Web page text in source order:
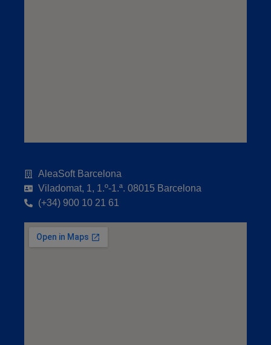
AleaSoft Barcelona
Viladomat, 1, 1.º-1.ª. 08015 Barcelona
(+34) 900 10 21 61